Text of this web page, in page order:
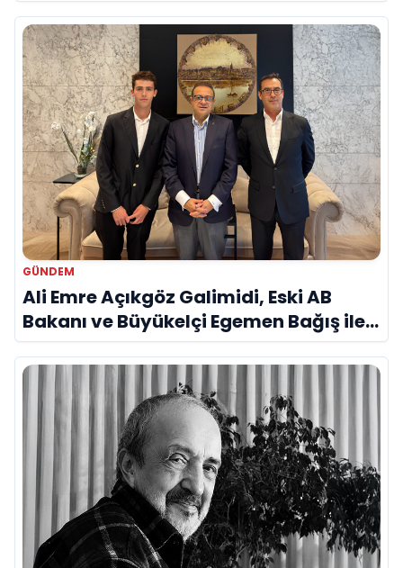
Savunma Sanayinde Küresel Vizyon
Vurgusu
GÜNDEM
Ali Emre Açıkgöz Galimidi, Eski AB
Bakanı ve Büyükelçi Egemen Bağış ile
Bir Araya Geldi